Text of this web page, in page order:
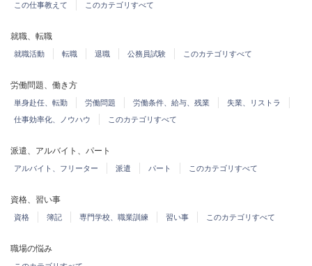
この仕事教えて このカテゴリすべて
就職、転職
就職活動 転職 退職 公務員試験 このカテゴリすべて
労働問題、働き方
単身赴任、転勤 労働問題 労働条件、給与、残業
失業、リストラ
仕事効率化、ノウハウ
このカテゴリすべて
派遣、アルバイト、パート
アルバイト、フリーター 派遣 パート このカテゴリすべて
資格、習い事
資格 簿記 専門学校、職業訓練 習い事 このカテゴリすべて
職場の悩み